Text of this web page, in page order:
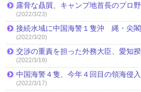
露骨な贔屓、キャンプ地首長のプロ
(2022/3/23)
接続水域に中国海警１隻沖 縄・尖
(2022/3/20)
交渉の重責を担った外務大臣、愛知
(2022/3/19)
中国海警４隻、今年４回目の領海侵入
(2022/3/17)